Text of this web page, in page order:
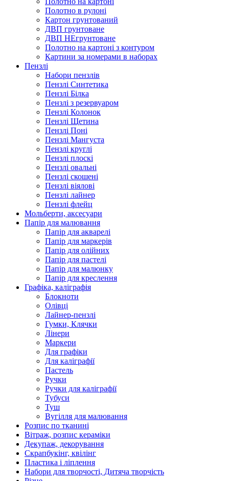
Полотно в рулоні
Картон грунтований
ДВП грунтоване
ДВП НЕгрунтоване
Полотно на картоні з контуром
Картини за номерами в наборах
Пензлі
Набори пензлів
Пензлі Синтетика
Пензлі Білка
Пензлі з резервуаром
Пензлі Колонок
Пензлі Щетина
Пензлі Поні
Пензлі Мангуста
Пензлі круглі
Пензлі плоскі
Пензлі овальні
Пензлі скошені
Пензлі віялові
Пензлі лайнер
Пензлі флейц
Мольберти, аксесуари
Папір для малювання
Папір для акварелі
Папір для маркерів
Папір для олійних
Папір для пастелі
Папір для малюнку
Папір для креслення
Графіка, каліграфія
Блокноти
Олівці
Лайнер-пензлі
Гумки, Клячки
Лінери
Маркери
Для графіки
Для каліграфії
Пастель
Ручки
Ручки для каліграфії
Тубуси
Туш
Вугілля для малювання
Розпис по тканині
Вітраж, розпис кераміки
Декупаж, декорування
Скрапбукінг, квілінг
Пластика і ліплення
Набори для творчості, Дитяча творчість